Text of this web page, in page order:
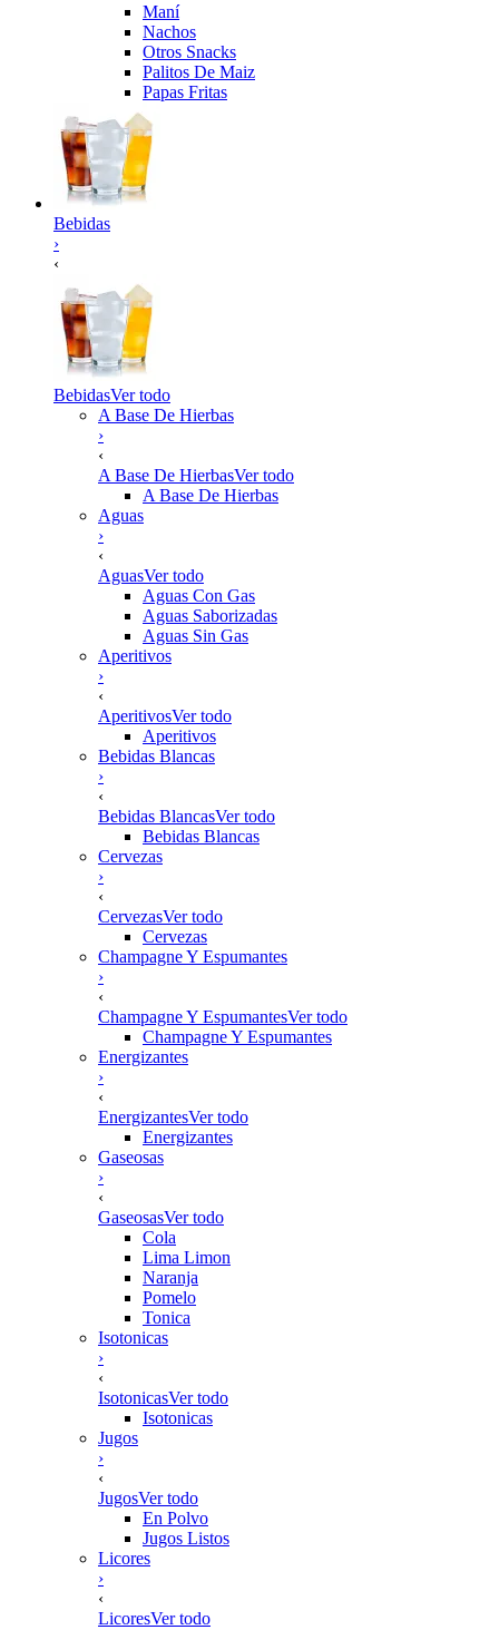
Maní
Nachos
Otros Snacks
Palitos De Maiz
Papas Fritas
Bebidas
›
‹
BebidasVer todo
A Base De Hierbas
›
‹
A Base De HierbasVer todo
A Base De Hierbas
Aguas
›
‹
AguasVer todo
Aguas Con Gas
Aguas Saborizadas
Aguas Sin Gas
Aperitivos
›
‹
AperitivosVer todo
Aperitivos
Bebidas Blancas
›
‹
Bebidas BlancasVer todo
Bebidas Blancas
Cervezas
›
‹
CervezasVer todo
Cervezas
Champagne Y Espumantes
›
‹
Champagne Y EspumantesVer todo
Champagne Y Espumantes
Energizantes
›
‹
EnergizantesVer todo
Energizantes
Gaseosas
›
‹
GaseosasVer todo
Cola
Lima Limon
Naranja
Pomelo
Tonica
Isotonicas
›
‹
IsotonicasVer todo
Isotonicas
Jugos
›
‹
JugosVer todo
En Polvo
Jugos Listos
Licores
›
‹
LicoresVer todo